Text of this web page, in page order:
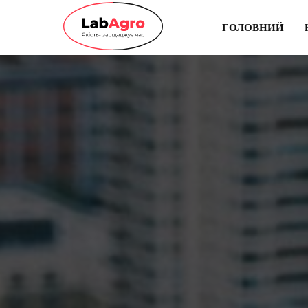
ГОЛОВНИЙ
ГОЛОВНИЙ